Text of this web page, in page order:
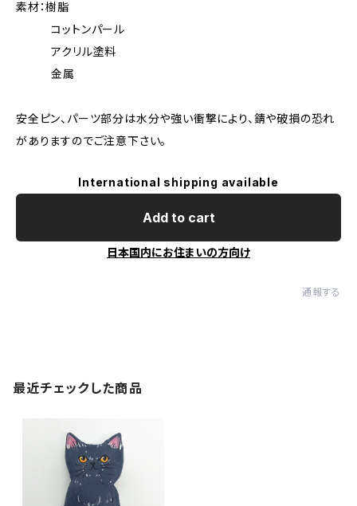
素材：樹脂
コットンパール
アクリル塗料
金属
安全ピン、パーツ部分は水分や強い衝撃により、錆や破損の恐れ
がありますのでご注意下さい。
International shipping available
Add to cart
日本国内にお住まいの方向け
通報する
最近チェックした商品